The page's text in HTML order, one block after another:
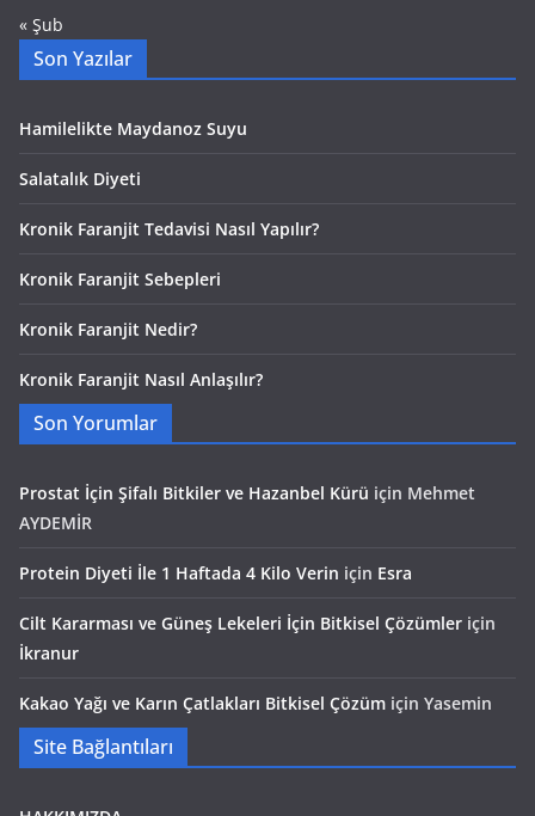
« Şub
Son Yazılar
Hamilelikte Maydanoz Suyu
Salatalık Diyeti
Kronik Faranjit Tedavisi Nasıl Yapılır?
Kronik Faranjit Sebepleri
Kronik Faranjit Nedir?
Kronik Faranjit Nasıl Anlaşılır?
Son Yorumlar
Prostat İçin Şifalı Bitkiler ve Hazanbel Kürü için Mehmet
AYDEMİR
Protein Diyeti İle 1 Haftada 4 Kilo Verin için Esra
Cilt Kararması ve Güneş Lekeleri İçin Bitkisel Çözümler için
İkranur
Kakao Yağı ve Karın Çatlakları Bitkisel Çözüm için Yasemin
Site Bağlantıları